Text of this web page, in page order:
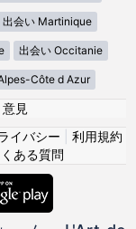
出会い Martinique
出会い Occitanie
Côte d Azur
意見
イバシー
利用規約
ある質問